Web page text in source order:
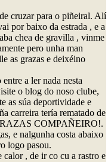
cruzar para o piñeiral. Alí
por baixo da estrada , e a
chea de gravilla , vinme
pero unha man
as grazas e deixéino
a ler nada nesta
o blog do noso clube,
as súa deportividade e
carreira tería rematado de
COMPAÑEIRO!.
e nalgunha costa abaixo
logo pasou.
calor , de ir co cu a rastro e